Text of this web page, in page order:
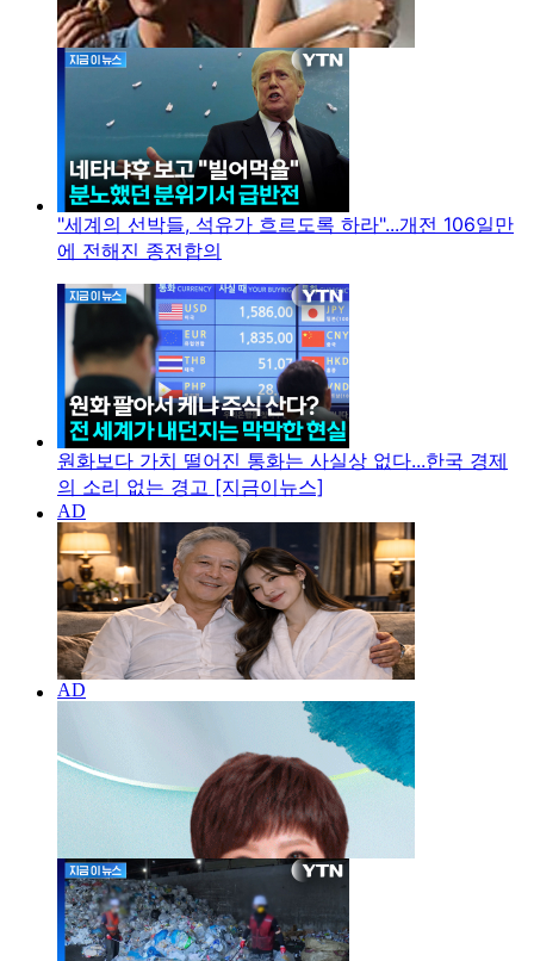
"세계의 선박들, 석유가 흐르도록 하라"...개전 106일만
에 전해진 종전합의
원화보다 가치 떨어진 통화는 사실상 없다...한국 경제
의 소리 없는 경고 [지금이뉴스]